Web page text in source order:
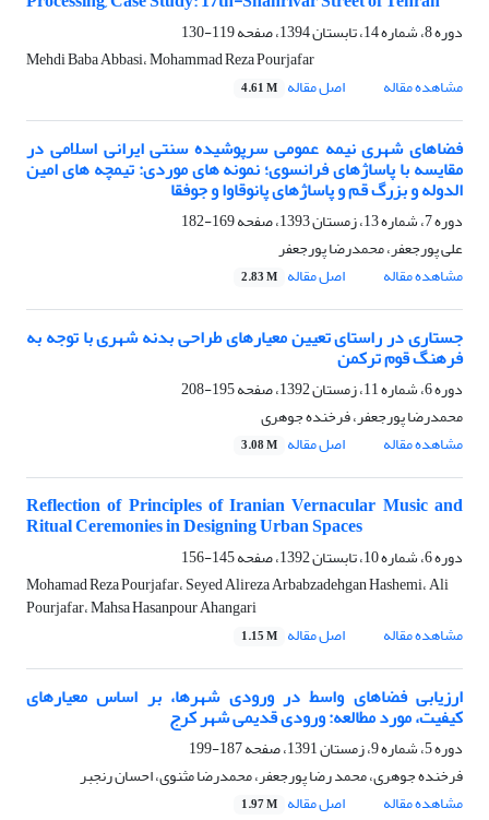
دوره 8، شماره 14، تابستان 1394، صفحه
119-130
Mehdi Baba Abbasi، Mohammad Reza Pourjafar
مشاهده مقاله
اصل مقاله 4.61 M
فضاهای شهری نیمه عمومی سرپوشیده سنتی ایرانی اسلامی در
مقایسه با پاساژهای فرانسوی؛ نمونه های موردی: تیمچه های امین
الدوله و بزرگ قم و پاساژهای پانوقاوا و جوفقا
دوره 7، شماره 13، زمستان 1393، صفحه
169-182
علی پورجعفر، محمدرضا پورجعفر
مشاهده مقاله
اصل مقاله 2.83 M
جستاری در راستای تعیین معیارهای طراحی بدنه شهری با توجه به
فرهنگ قوم ترکمن
دوره 6، شماره 11، زمستان 1392، صفحه
195-208
محمدرضا پورجعفر، فرخنده جوهری
مشاهده مقاله
اصل مقاله 3.08 M
Reflection of Principles of Iranian Vernacular Music and
Ritual Ceremonies in Designing Urban Spaces
دوره 6، شماره 10، تابستان 1392، صفحه
145-156
Mohamad Reza Pourjafar، Seyed Alireza Arbabzadehgan Hashemi، Ali
Pourjafar، Mahsa Hasanpour Ahangari
مشاهده مقاله
اصل مقاله 1.15 M
ارزیابی فضاهای واسط در ورودی شهرها، بر اساس معیارهای
کیفیت، مورد مطالعه: ورودی قدیمی شهر کرج
دوره 5، شماره 9، زمستان 1391، صفحه
187-199
فرخنده جوهری، محمد رضا پورجعفر، محمدرضا مثنوی، احسان رنجبر
مشاهده مقاله
اصل مقاله 1.97 M